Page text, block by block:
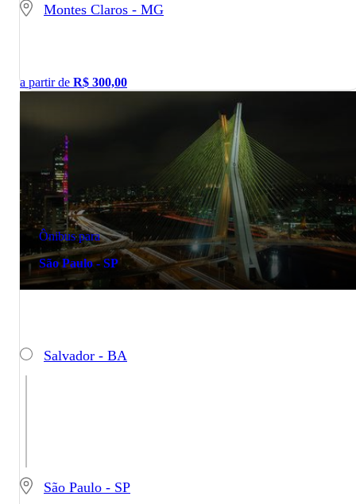
Montes Claros - MG
a partir de R$ 300,00
Ônibus para
São Paulo - SP
Salvador - BA
São Paulo - SP